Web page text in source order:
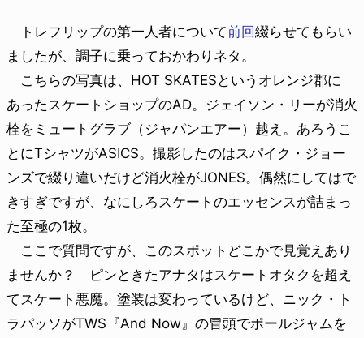
トレフリップの第一人者について前回綴らせてもらい
ましたが、調子に乗っておかわりネタ。
こちらの写真は、HOT SKATESというオレンジ郡に
あったスケートショップのAD。ジェイソン・リーが消火
栓をミュートグラブ（ジャパンエアー）越え。あろうこ
とにTシャツがASICS。撮影したのはスパイク・ジョー
ンズで綴り違いだけど消火栓がJONES。偶然にしてはで
きすぎですが、なにしろスケートのエッセンスが詰まっ
た至極の1枚。
ここで質問ですが、このスポットどこかで見覚えあり
ませんか？ ピンときたアナタはスケートオタクを超え
てスケート悪魔。塗装は変わっているけど、ニック・ト
ラパッソがTWS『And Now』の冒頭でポールジャムを